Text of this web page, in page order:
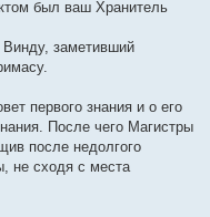
был ваш Хранитель
Винду, заметивший
первого знания и о его
После чего Магистры
после недолгого
не сходя с места